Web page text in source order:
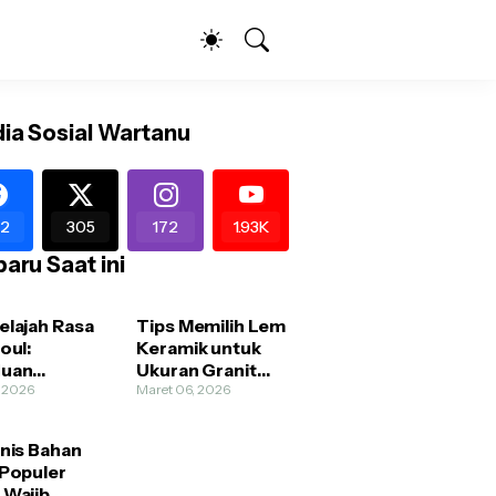
Sosial Wartanu
305 172 1.93K
Saat ini
Rasa
2026
Tips Memilih Lem
Keramik untuk
Ukuran Granit
dan
Maret 06, 2026
Bahan